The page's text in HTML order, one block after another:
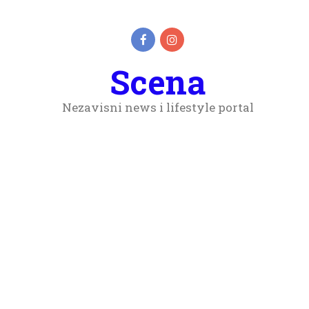
Scena
Nezavisni news i lifestyle portal